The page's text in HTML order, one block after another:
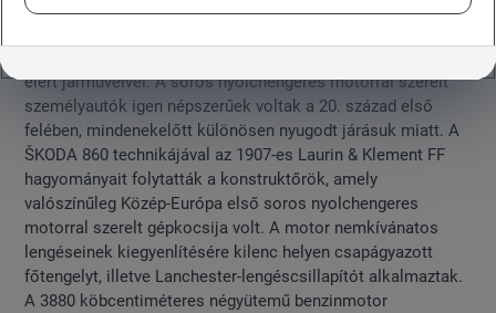
elért járműveivel. A soros nyolchengeres motorral szerelt
személyautók igen népszerűek voltak a 20. század első
felében, mindenekelőtt különösen nyugodt járásuk miatt. A
ŠKODA 860 technikájával az 1907-es Laurin & Klement FF
hagyományait folytatták a konstruktőrök, amely
valószínűleg Közép-Európa első soros nyolchengeres
motorral szerelt gépkocsija volt. A motor nemkívánatos
lengéseinek kiegyenlítésére kilenc helyen csapágyazott
főtengelyt, illetve Lanchester-lengéscsillapítót alkalmaztak.
A 3880 köbcentiméteres négyütemű benzinmotor